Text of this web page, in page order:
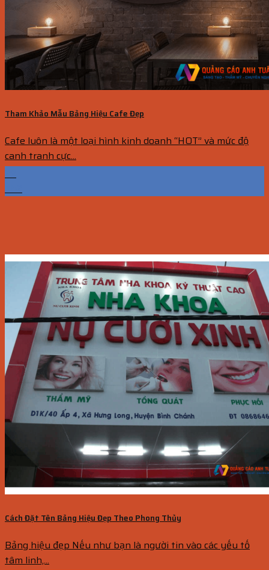
Tham Khảo Mẫu Bảng Hiệu Cafe Đẹp
Cafe luôn là một loại hình kinh doanh “HOT” và mức độ
canh tranh cực...
29
Th2
Cách Đặt Tên Bảng Hiệu Đẹp Theo Phong Thủy
Bảng hiệu đẹp Nếu như bạn là người tin vào các yếu tố
tâm linh,...